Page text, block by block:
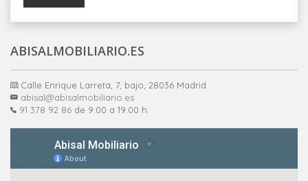
ABISALMOBILIARIO.ES
Calle Enrique Larreta, 7, bajo, 28036 Madrid
abisal@abisalmobiliario.es
91 378 92 86 de 9:00 a 19:00 h.